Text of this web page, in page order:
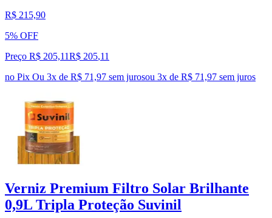
R$ 215,90
5% OFF
Preço R$ 205,11R$ 205,11
no Pix Ou 3x de R$ 71,97 sem jurosou 3x de R$ 71,97 sem juros
Verniz Premium Filtro Solar Brilhante
0,9L Tripla Proteção Suvinil